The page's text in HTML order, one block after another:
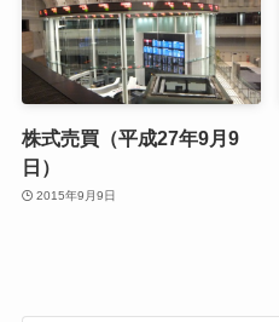
株式売買（平成27年9月9
日）
2015年9月9日